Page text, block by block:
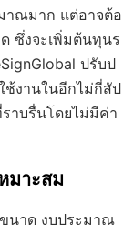
าณมาก แต่อาจต้อ
ซึ่งจะเพิ่มต้นทุนร
ปรับป
ช้งานในอีกไม่กี่สัป
าบรื่นโดยไม่มีค่า
มาะสม
นาด งบประมาณ